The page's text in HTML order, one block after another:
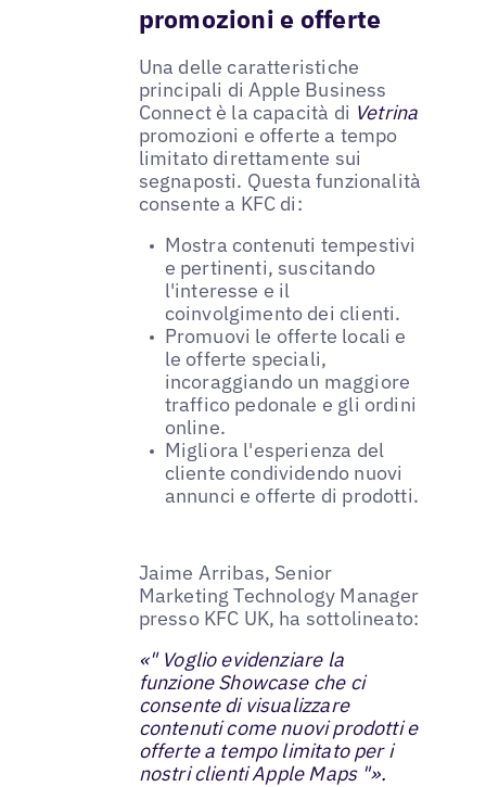
promozioni e offerte
Una delle caratteristiche
principali di Apple Business
Connect è la capacità di Vetrina
promozioni e offerte a tempo
limitato direttamente sui
segnaposti. Questa funzionalità
consente a KFC di:
Mostra contenuti tempestivi
e pertinenti, suscitando
l'interesse e il
coinvolgimento dei clienti.
Promuovi le offerte locali e
le offerte speciali,
incoraggiando un maggiore
traffico pedonale e gli ordini
online.
Migliora l'esperienza del
cliente condividendo nuovi
annunci e offerte di prodotti.
Jaime Arribas, Senior
Marketing Technology Manager
presso KFC UK, ha sottolineato:
«" Voglio evidenziare la
funzione Showcase che ci
consente di visualizzare
contenuti come nuovi prodotti e
offerte a tempo limitato per i
nostri clienti Apple Maps "».